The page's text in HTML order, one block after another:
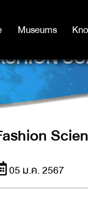
Museums
Museums
05 ม.ค. 2567